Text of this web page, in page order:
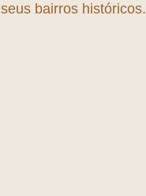
bairros históricos.